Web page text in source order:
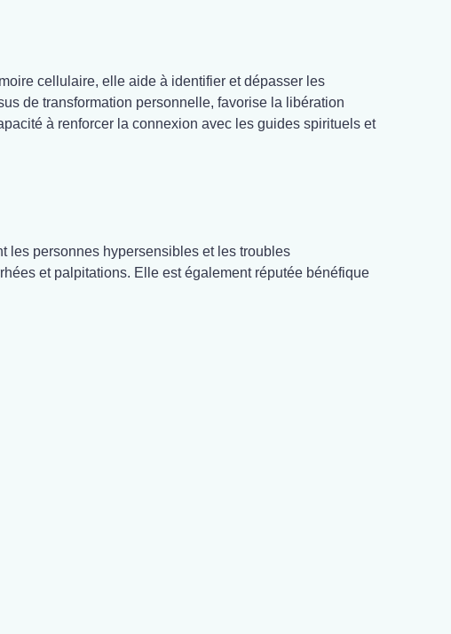
cellulaire, elle aide à identifier et dépasser les
de transformation personnelle, favorise la libération
à renforcer la connexion avec les guides spirituels et
les personnes hypersensibles et les troubles
et palpitations. Elle est également réputée bénéfique